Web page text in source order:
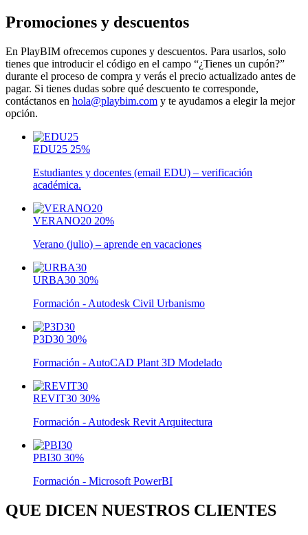
Promociones y descuentos
En PlayBIM ofrecemos cupones y descuentos. Para usarlos, solo
tienes que introducir el código en el campo “¿Tienes un cupón?”
durante el proceso de compra y verás el precio actualizado antes de
pagar. Si tienes dudas sobre qué descuento te corresponde,
contáctanos en hola@playbim.com y te ayudamos a elegir la mejor
opción.
EDU25 25%
Estudiantes y docentes (email EDU) – verificación
académica.
VERANO20 20%
Verano (julio) – aprende en vacaciones
URBA30 30%
Formación - Autodesk Civil Urbanismo
P3D30 30%
Formación - AutoCAD Plant 3D Modelado
REVIT30 30%
Formación - Autodesk Revit Arquitectura
PBI30 30%
Formación - Microsoft PowerBI
QUE DICEN NUESTROS CLIENTES